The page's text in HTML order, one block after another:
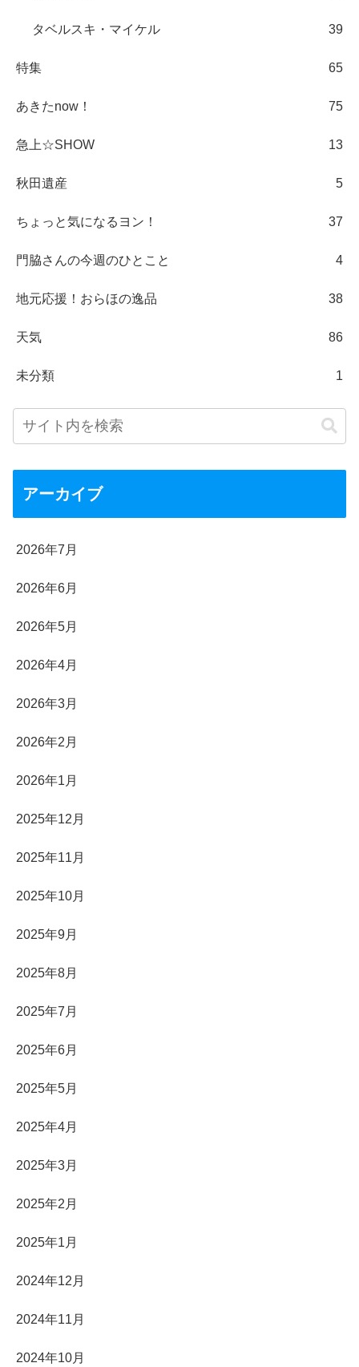
タベルスキ・マイケル 39
特集 65
あきたnow！ 75
急上☆SHOW 13
秋田遺産 5
ちょっと気になるヨン！ 37
門脇さんの今週のひとこと 4
地元応援！おらほの逸品 38
天気 86
未分類 1
アーカイブ
2026年7月
2026年6月
2026年5月
2026年4月
2026年3月
2026年2月
2026年1月
2025年12月
2025年11月
2025年10月
2025年9月
2025年8月
2025年7月
2025年6月
2025年5月
2025年4月
2025年3月
2025年2月
2025年1月
2024年12月
2024年11月
2024年10月